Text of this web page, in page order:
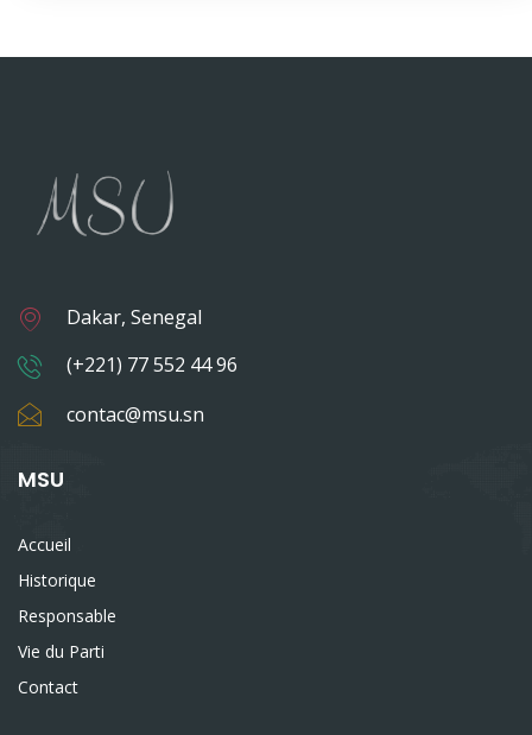
Dakar, Senegal
(+221) 77 552 44 96
contac@msu.sn
MSU
Accueil
Historique
Responsable
Vie du Parti
Contact